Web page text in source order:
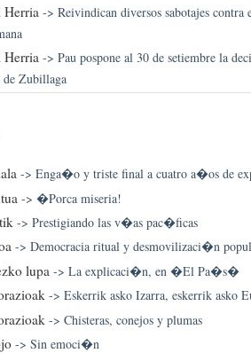
Herria-> Reivindican diversos sabotajes
Herria-> Pau pospone al 30 de setiembre la
de Zubillaga
-> Enga�o y triste final a cuatro a�os de
-> �Porca miseria!
-> Prestigiando las v�as pac�ficas
-> Democracia ritual y desmovilizaci�n
lupa-> La explicaci�n, en �El Pa�s�
-> Eskerrik asko Izarra, eskerrik asko
-> Chisteras, conejos y plumas
-> Sin emoci�n